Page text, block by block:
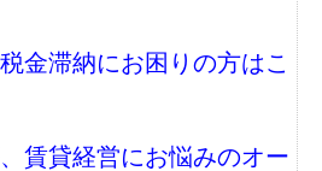
金滞納にお困りの方はこ
賃貸経営にお悩みのオー